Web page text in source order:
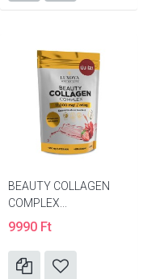
BEAUTY COLLAGEN
COMPLEX...
9990 Ft